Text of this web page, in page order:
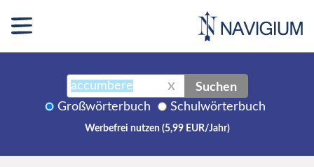
X Suchen
Großwörterbuch Schulwörterbuch
Werbefrei nutzen (5,99 EUR/Jahr)